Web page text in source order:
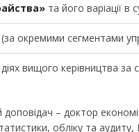
та його варіації в
окремими сегментами
діях вищого керівництва
– доктор
обліку та аудиту,